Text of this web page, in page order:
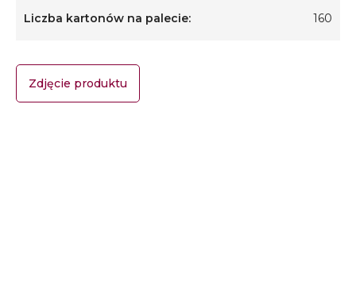
Liczba kartonów na palecie: 160
Zdjęcie produktu